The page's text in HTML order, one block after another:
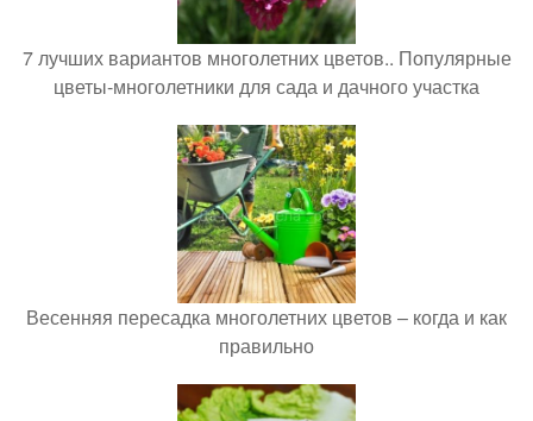
7 лучших вариантов многолетних цветов.. Популярные
цветы-многолетники для сада и дачного участка
Весенняя пересадка многолетних цветов – когда и как
правильно